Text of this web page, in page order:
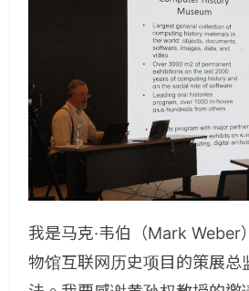
我是马克·韦伯（Mark Weber
物馆互联网历史项目的策展总